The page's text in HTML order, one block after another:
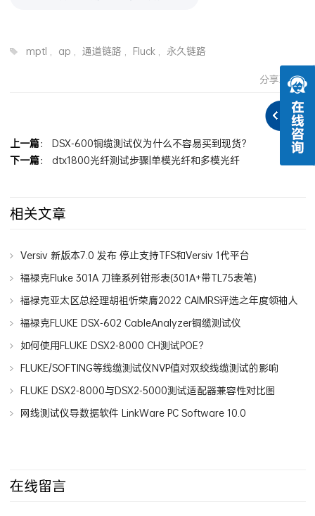
mptl ap 通道链路 Fluck 永久链路
分享到：
上一篇： DSX-600铜缆测试仪为什么不容易买到现货？
下一篇： dtx1800光纤测试步骤|单模光纤和多模光纤
相关文章
Versiv 新版本7.0 发布 停止支持TFS和Versiv 1代平台
福禄克Fluke 301A 刀锋系列钳形表(301A+带TL75表笔)
福禄克亚太区总经理胡祖忻荣膺2022 CAIMRS评选之年度领袖人
福禄克FLUKE DSX-602 CableAnalyzer铜缆测试仪
如何使用FLUKE DSX2-8000 CH测试POE？
FLUKE/SOFTING等线缆测试仪NVP值对双绞线缆测试的影响
FLUKE DSX2-8000与DSX2-5000测试适配器兼容性对比图
网线测试仪导数据软件 LinkWare PC Software 10.0
在线留言